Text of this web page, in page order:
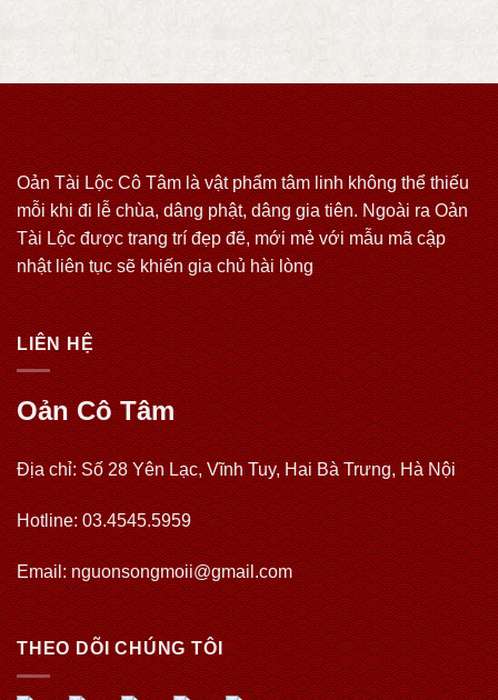
Oản Tài Lộc Cô Tâm là vật phẩm tâm linh không thể thiếu
mỗi khi đi lễ chùa, dâng phật, dâng gia tiên. Ngoài ra Oản
Tài Lộc được trang trí đẹp đẽ, mới mẻ với mẫu mã cập
nhật liên tục sẽ khiến gia chủ hài lòng
LIÊN HỆ
Oản Cô Tâm
Địa chỉ: Số 28 Yên Lạc, Vĩnh Tuy, Hai Bà Trưng, Hà Nội
Hotline: 03.4545.5959
Email: nguonsongmoii@gmail.com
THEO DÕI CHÚNG TÔI